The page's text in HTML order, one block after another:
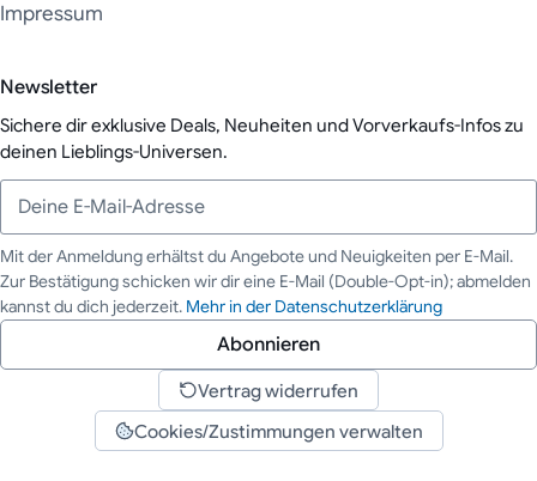
Impressum
Newsletter
Sichere dir exklusive Deals, Neuheiten und Vorverkaufs-Infos zu
deinen Lieblings-Universen.
Deine E-Mail-Adresse
Mit der Anmeldung erhältst du Angebote und Neuigkeiten per E-Mail.
Zur Bestätigung schicken wir dir eine E-Mail (Double-Opt-in); abmelden
kannst du dich jederzeit. Mehr in der Datenschutzerklärung
Abonnieren
Vertrag widerrufen
Cookies/Zustimmungen verwalten